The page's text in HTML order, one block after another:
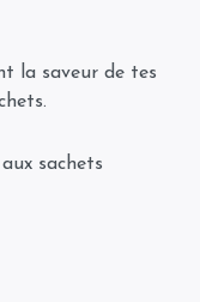
la saveur de tes
sachets